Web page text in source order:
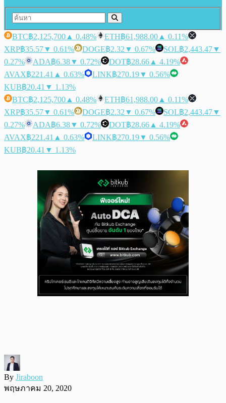
BTC฿2,125,700 ▲ 0.48% ETH฿61,988.00 ▲ 0.11%
XRP฿35.57▼ 0.61% DOGE฿2.32 ▼ 0.67% SOL฿2,443.47▼
0.27%
ADA฿6.38▼ 0.72% DOT฿28.66 ▲ 4.19%
AVAX฿221.41 ▲ 0.63% LINK฿270.19▼ 0.56%
KUB฿20.41 ▼ 1.13%
BTC฿2,125,700 ▲ 0.48% ETH฿61,988.00 ▲ 0.11%
XRP฿35.57▼ 0.61% DOGE฿2.32 ▼ 0.67% SOL฿2,443.47▼
0.27%
ADA฿6.38▼ 0.72% DOT฿28.66 ▲ 4.19%
AVAX฿221.41 ▲ 0.63% LINK฿270.19▼ 0.56%
KUB฿20.41 ▼ 1.13%
By Jiraboon
พฤษภาคม 20, 2020